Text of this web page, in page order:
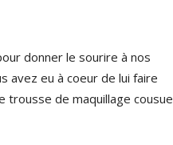
donner le sourire à nos
avez eu à coeur de lui faire
trousse de maquillage cousue